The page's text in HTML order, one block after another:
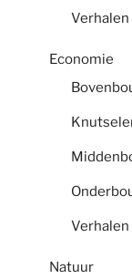
Verhalen
Economie
Verhalen
Natuur